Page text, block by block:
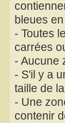
bleues
- Toutes
carrées
- Aucune
- S'il y a
taille de
- Une
contenir